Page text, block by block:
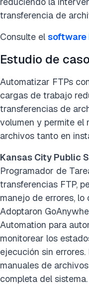
transferencia de
Consulte el software
Estudio de
Automatizar FTPs
cargas de trabajo
transferencias de
volumen y permite el
archivos tanto en
Kansas City Public
Programador de
transferencias FTP,
manejo de errores,
Adoptaron
Automation para
monitorear los
ejecución sin
manuales de
completa del sistema.